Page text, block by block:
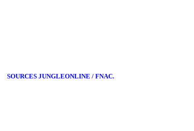
SOURCES JUNGLEONLINE / FNAC.